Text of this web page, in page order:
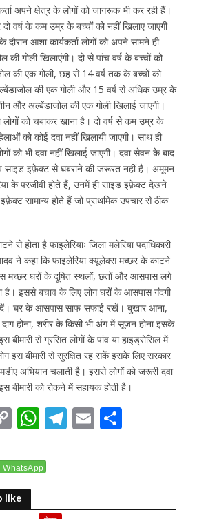
अपने क्षेत्र के लोगों को जागरूक भी कर रही हैं।
वर्ष के कम उम्र के बच्चों को नहीं खिलाए जाएगी
दौरान आशा कार्यकर्ता लोगों को अपने सामने ही
की गोली खिलाएंगी। दो से पांच वर्ष के बच्चों को
की एक गोली, छह से 14 वर्ष तक के बच्चों को
की एक गोली और 15 वर्ष से अधिक उम्र के
और अल्बेंडाजोल की एक गोली खिलाई जाएगी।
लोगों को चबाकर खाना है। दो वर्ष से कम उम्र के
को कोई दवा नहीं खिलायी जाएगी। साथ ही
को भी दवा नहीं खिलाई जाएगी। दवा सेवन के बाद
साइड इफ़ेक्ट से घबराने की जरूरत नहीं है। अमूमन
के परजीवी होते हैं, उनमें ही साइड इफ़ेक्ट देखने
सामान्य होते हैं जो प्राथमिक उपचार से ठीक
से होता है फाइलेरियाः जिला मलेरिया पदाधिकारी
ने कहा कि फाइलेरिया क्यूलेक्स मच्छर के काटने
मच्छर घरों के दूषित स्थलों, छतों और आसपास लगे
है। इससे बचाव के लिए लोग घरों के आसपास गंदगी
दें। घर के आसपास साफ-सफाई रखें। बुखार आना,
दाग होना, शरीर के किसी भी अंग में सूजन होना इसके
बीमारी से ग्रसित लोगों के पांव या हाइड्रोसिल में
इस बीमारी से सुरक्षित रह सकें इसके लिए सरकार
अभियान चलाती है। इससे लोगों को जरूरी दवा
बीमारी को रोकने में सहायक होती है।
C
p
y
Li
W
at
A
T
a
E S
WhatsApp
like